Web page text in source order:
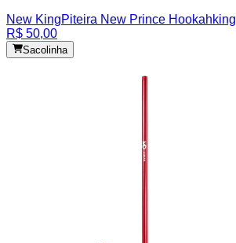
New KingPiteira New Prince Hookahking
R$ 50,00
Sacolinha